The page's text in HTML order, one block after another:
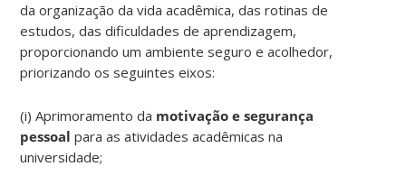
da organização da vida acadêmica, das rotinas de
estudos, das dificuldades de aprendizagem,
proporcionando um ambiente seguro e acolhedor,
priorizando os seguintes eixos:
(i) Aprimoramento da motivação e segurança
pessoal para as atividades acadêmicas na
universidade;